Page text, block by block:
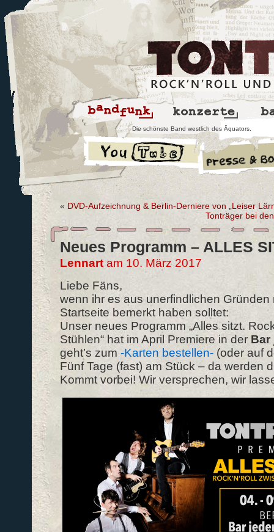
Die schönste Band westlich des Äquators.
« DVD-Aufzeichnung & Berlin-Derniere von „Leiser
Tonträger bei
Neues Programm – ALLES
Lennartam 10. März 2017
Liebe Fäns,
wenn ihr es aus unerfindlichen Gründen
Startseite bemerkt haben solltet:
Unser neues Programm „Alles sitzt.
Stühlen“ hat im April Premiere in der Bar
geht’s zum -Karten bestellen-(oder auf
Fünf Tage (fast) am Stück – da werden
Kommt vorbei! Wir versprechen, wir